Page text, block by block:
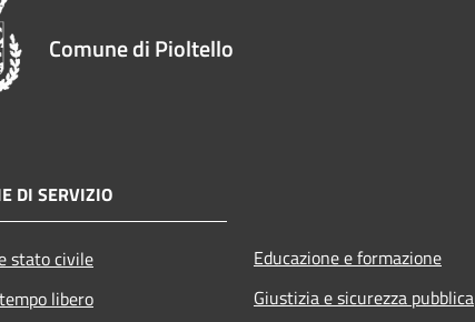
Comune di Pioltello
DI SERVIZIO
stato civile
libero
Educazione e formazione
Giustizia e sicurezza pubblica